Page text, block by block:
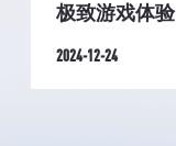
极致游戏体验
2024-12-24